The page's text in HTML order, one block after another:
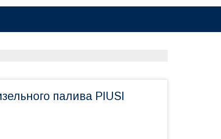
палива PIUSI